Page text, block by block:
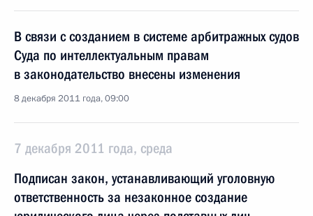
В связи с созданием в системе арбитражных судов
Суда по интеллектуальным правам
в законодательство внесены изменения
8 декабря 2011 года, 09:00
7 декабря 2011 года, среда
Подписан закон, устанавливающий уголовную
ответственность за незаконное создание